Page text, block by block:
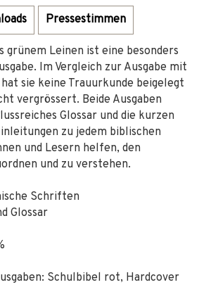
Pressestimmen
grünem Leinen ist eine besonders
Im Vergleich zur Ausgabe mit
sie keine Trauurkunde beigelegt
vergrössert. Beide Ausgaben
Glossar und die kurzen
zu jedem biblischen
und Lesern helfen, den
und zu verstehen.
Schriften
Glossar
Schulbibel rot, Hardcover